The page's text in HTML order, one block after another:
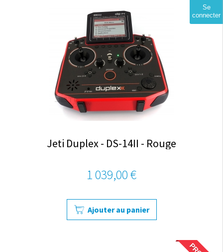
Se
connecter
Jeti Duplex - DS-14II - Rouge
1 039,00 €
Ajouter au panier